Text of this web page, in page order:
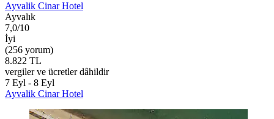
Ayvalik Cinar Hotel
Ayvalık
7,0/10
İyi
(256 yorum)
8.822 TL
vergiler ve ücretler dâhildir
7 Eyl - 8 Eyl
Ayvalik Cinar Hotel